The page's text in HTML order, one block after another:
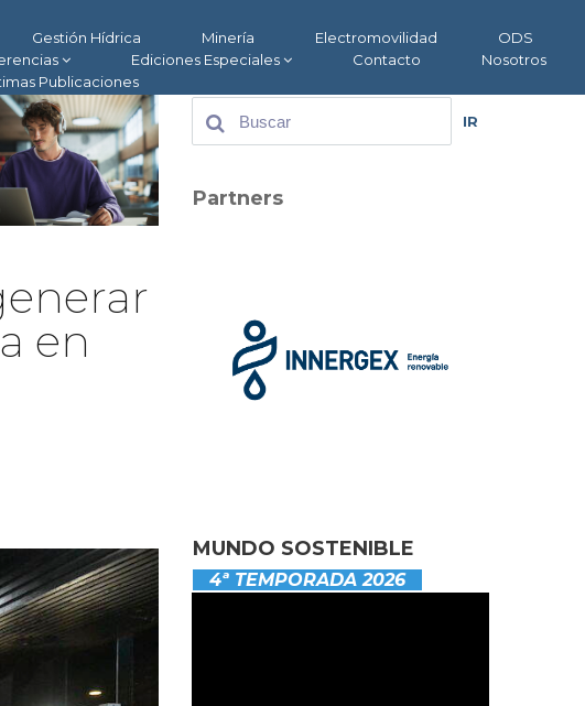
Gestión Hídrica Minería Electromovilidad
ODS
Ediciones Especiales Contacto
Nosotros
Publicaciones
en
IR
Partners
MUNDO SOSTENIBLE
4ª TEMPORADA 2026